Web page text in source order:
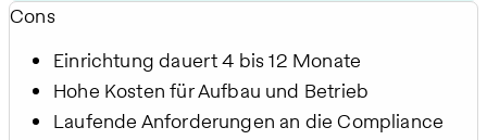
Cons
Einrichtung dauert 4 bis 12 Monate
Hohe Kosten für Aufbau und Betrieb
Laufende Anforderungen an die Compliance